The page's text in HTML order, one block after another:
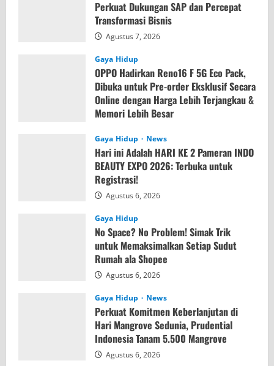
Perkuat Dukungan SAP dan Percepat
Transformasi Bisnis
Agustus 7, 2026
Gaya Hidup
OPPO Hadirkan Reno16 F 5G Eco Pack,
Dibuka untuk Pre-order Eksklusif Secara
Online dengan Harga Lebih Terjangkau &
Memori Lebih Besar
Gaya Hidup
News
Hari ini Adalah HARI KE 2 Pameran INDO
BEAUTY EXPO 2026: Terbuka untuk
Registrasi!
Agustus 6, 2026
Gaya Hidup
No Space? No Problem! Simak Trik
untuk Memaksimalkan Setiap Sudut
Rumah ala Shopee
Agustus 6, 2026
Gaya Hidup News
Perkuat Komitmen Keberlanjutan di
Hari Mangrove Sedunia, Prudential
Indonesia Tanam 5.500 Mangrove
Agustus 6, 2026